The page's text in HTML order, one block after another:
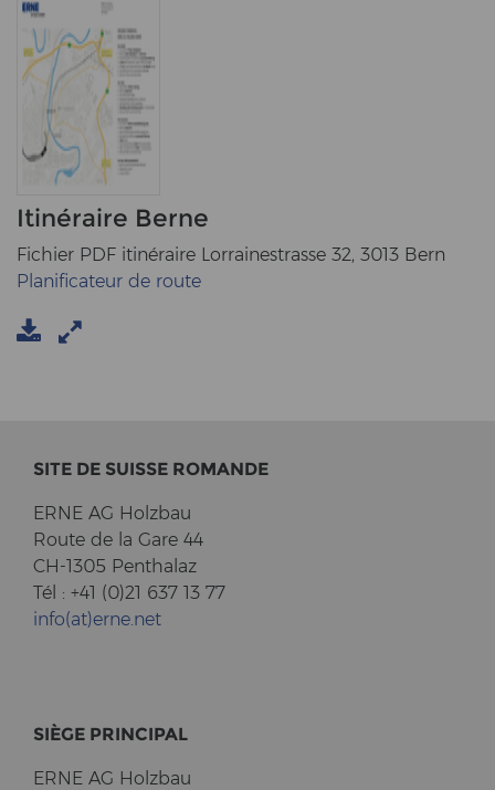
Itinéraire Berne
Fichier PDF itinéraire Lorrainestrasse 32, 3013 Bern
Planificateur de route
SITE DE SUIS­SE RO­MAN­DE
ERNE AG Holz­bau
Route de la Gare 44
CH-1305 Pent­halaz
Tél : +41 (0)21 637 13 77
info(at)erne.net
SIÈGE PRIN­CI­PAL
ERNE AG Holz­bau